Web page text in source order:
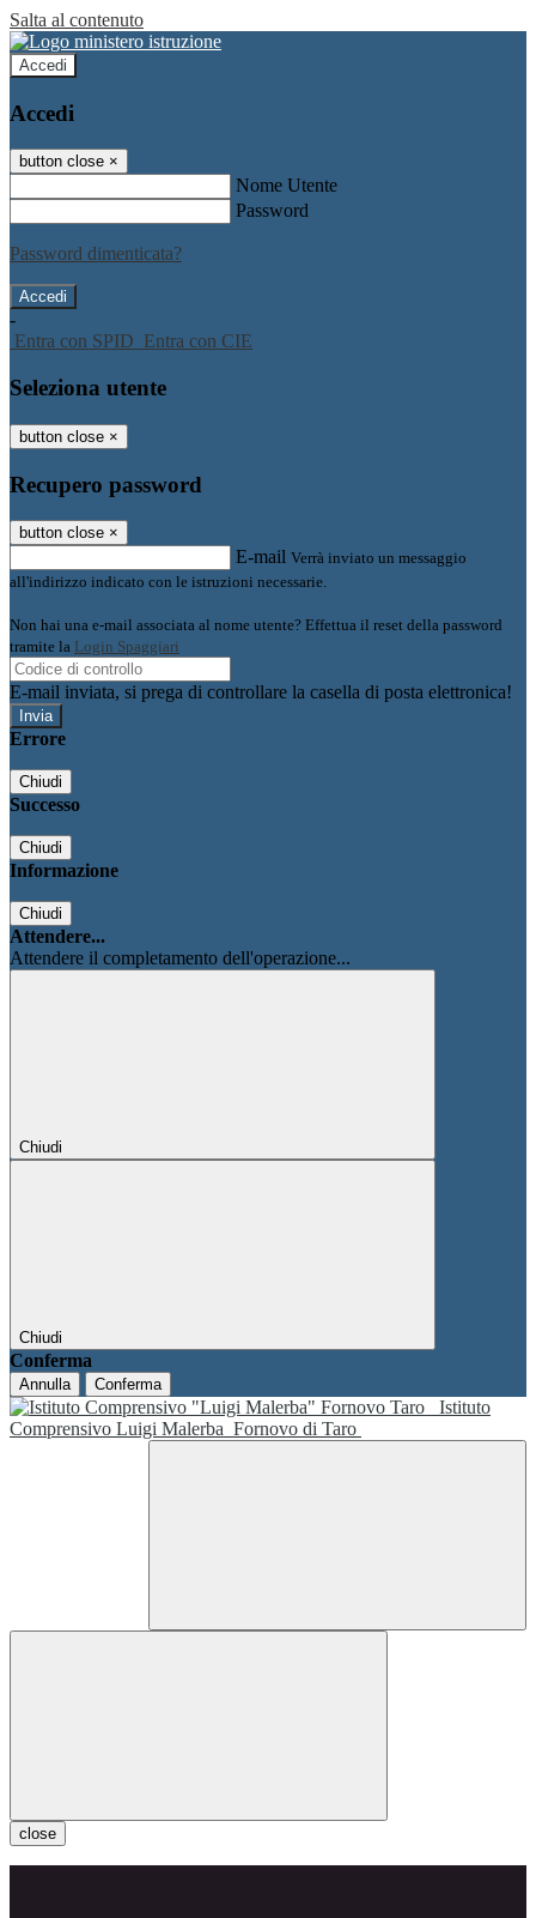
Salta al contenuto
Accedi
Accedi
button close ×
Nome Utente
Password
Password dimenticata?
-
Entra con SPID Entra con CIE
Seleziona utente
button close ×
Recupero password
button close ×
E-mail Verrà inviato un messaggio
all'indirizzo indicato con le istruzioni necessarie.
Non hai una e-mail associata al nome utente? Effettua il reset della password
tramite la Login Spaggiari
E-mail inviata, si prega di controllare la casella di posta elettronica!
Errore
Chiudi
Successo
Chiudi
Informazione
Chiudi
Attendere...
Attendere il completamento dell'operazione...
Chiudi
Chiudi
Conferma
Annulla Conferma
Istituto
Comprensivo Luigi Malerba Fornovo di Taro
close